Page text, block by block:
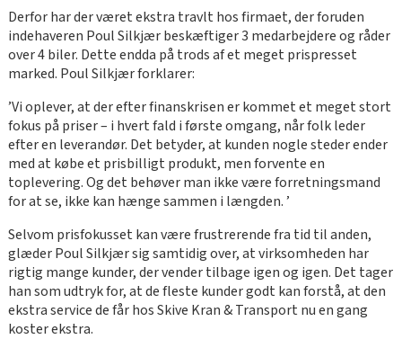
Derfor har der været ekstra travlt hos firmaet, der foruden
indehaveren Poul Silkjær beskæftiger 3 medarbejdere og råder
over 4 biler. Dette endda på trods af et meget prispresset
marked. Poul Silkjær forklarer:
’Vi oplever, at der efter finanskrisen er kommet et meget stort
fokus på priser – i hvert fald i første omgang, når folk leder
efter en leverandør. Det betyder, at kunden nogle steder ender
med at købe et prisbilligt produkt, men forvente en
toplevering. Og det behøver man ikke være forretningsmand
for at se, ikke kan hænge sammen i længden. ’
Selvom prisfokusset kan være frustrerende fra tid til anden,
glæder Poul Silkjær sig samtidig over, at virksomheden har
rigtig mange kunder, der vender tilbage igen og igen. Det tager
han som udtryk for, at de fleste kunder godt kan forstå, at den
ekstra service de får hos Skive Kran & Transport nu en gang
koster ekstra.